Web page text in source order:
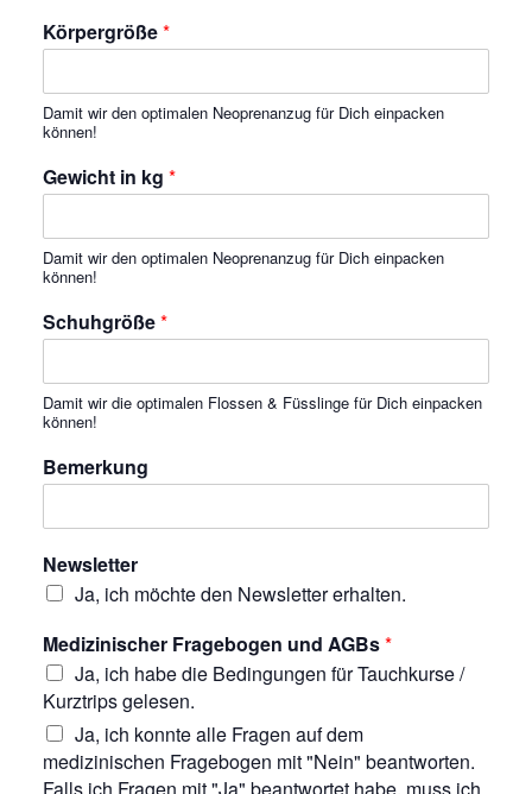
Körpergröße*
Damit wir den optimalen Neoprenanzug für Dich einpacken
können!
Gewicht in kg *
Damit wir den optimalen Neoprenanzug für Dich einpacken
können!
Schuhgröße*
Damit wir die optimalen Flossen & Füsslinge für Dich einpacken
können!
Bemerkung
Newsletter
Ja, ich möchte den Newsletter erhalten.
Medizinischer Fragebogen und AGBs*
Ja, ich habe die Bedingungen für Tauchkurse /
Kurztrips gelesen.
Ja, ich konnte alle Fragen auf dem
medizinischen Fragebogen mit "Nein" beantworten.